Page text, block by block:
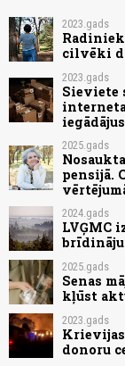
2023.gads
cilvēki
2023.gads
Sieviete
2025.gads
pensijā.
2024.gads
LVĢMC
2025.gads
Senas
kļūst
2023.gads
donoru